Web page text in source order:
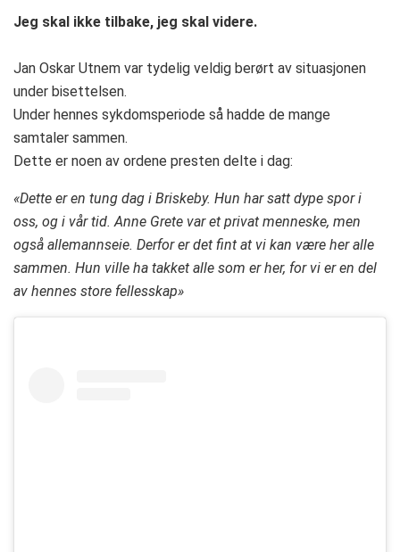
Jeg skal ikke tilbake, jeg skal videre.
Jan Oskar Utnem var tydelig veldig berørt av situasjonen
under bisettelsen.
Under hennes sykdomsperiode så hadde de mange
samtaler sammen.
Dette er noen av ordene presten delte i dag:
«Dette er en tung dag i Briskeby. Hun har satt dype spor i
oss, og i vår tid. Anne Grete var et privat menneske, men
også allemannseie. Derfor er det fint at vi kan være her alle
sammen. Hun ville ha takket alle som er her, for vi er en del
av hennes store fellesskap»